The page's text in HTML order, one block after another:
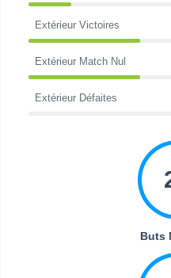
Extérieur Victoires
Extérieur Match Nul
Extérieur Défaites
Buts